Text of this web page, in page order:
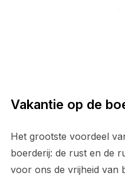
Vakantie op de
Het grootste voordeel
boerderij: de rust en de
voor ons de vrijheid van